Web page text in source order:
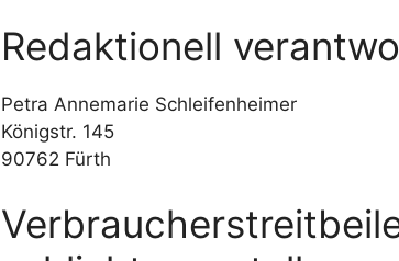
Redaktionell
Petra Annemarie Schleifenheimer
Königstr. 145
90762 Fürth